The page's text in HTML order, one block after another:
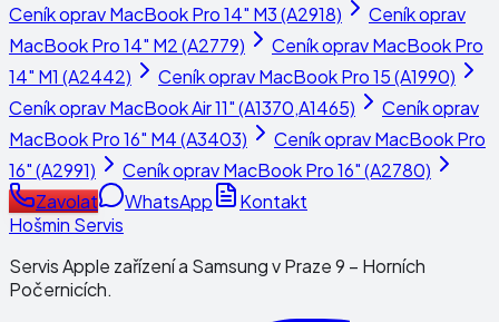
Ceník opravMacBook Pro 14" M3 (A2918)
Ceník oprav
MacBook Pro 14" M2 (A2779)
Ceník opravMacBook Pro
14" M1 (A2442)
Ceník opravMacBook Pro 15 (A1990)
Ceník opravMacBook Air 11" (A1370,A1465)
Ceník oprav
MacBook Pro 16" M4 (A3403)
Ceník opravMacBook Pro
16" (A2991)
Ceník opravMacBook Pro 16" (A2780)
Zavolat
WhatsApp
Kontakt
Hošmin Servis
Servis Apple zařízení a Samsung v Praze 9 – Horních
Počernicích.